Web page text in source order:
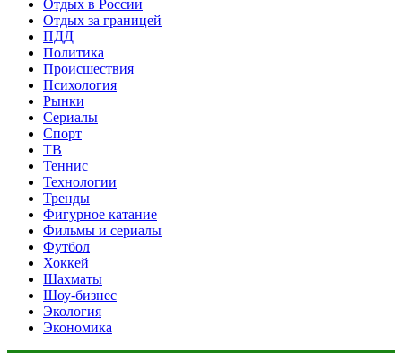
Отдых в России
Отдых за границей
ПДД
Политика
Происшествия
Психология
Рынки
Сериалы
Спорт
ТВ
Теннис
Технологии
Тренды
Фигурное катание
Фильмы и сериалы
Футбол
Хоккей
Шахматы
Шоу-бизнес
Экология
Экономика